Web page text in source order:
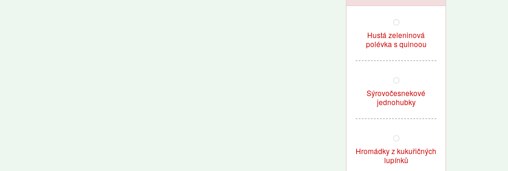
Hustá zeleninová
polévka s quinoou
Sýrovočesnekové
jednohubky
Hromádky z kukuřičných
lupínků